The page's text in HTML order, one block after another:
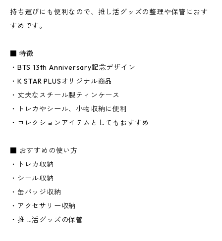
持ち運びにも便利なので、推し活グッズの整理や保管におす
すめです。
■ 特徴
・BTS 13th Anniversary記念デザイン
・K STAR PLUSオリジナル商品
・丈夫なスチール製ティンケース
・トレカやシール、小物収納に便利
・コレクションアイテムとしてもおすすめ
■ おすすめの使い方
・トレカ収納
・シール収納
・缶バッジ収納
・アクセサリー収納
・推し活グッズの保管